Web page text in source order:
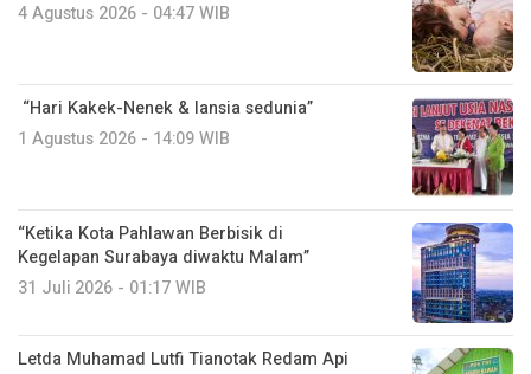
4 Agustus 2026 - 04:47 WIB
“Hari Kakek-Nenek & lansia sedunia”
1 Agustus 2026 - 14:09 WIB
“Ketika Kota Pahlawan Berbisik di
Kegelapan Surabaya diwaktu Malam”
31 Juli 2026 - 01:17 WIB
Letda Muhamad Lutfi Tianotak Redam Api